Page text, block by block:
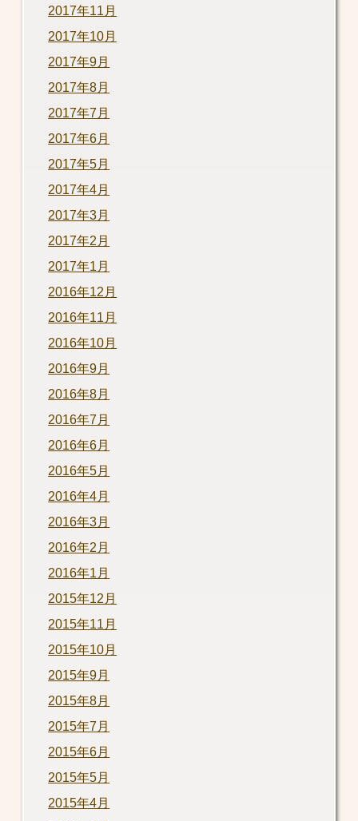
2017年11月
2017年10月
2017年9月
2017年8月
2017年7月
2017年6月
2017年5月
2017年4月
2017年3月
2017年2月
2017年1月
2016年12月
2016年11月
2016年10月
2016年9月
2016年8月
2016年7月
2016年6月
2016年5月
2016年4月
2016年3月
2016年2月
2016年1月
2015年12月
2015年11月
2015年10月
2015年9月
2015年8月
2015年7月
2015年6月
2015年5月
2015年4月